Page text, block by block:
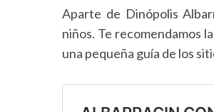
Aparte de Dinópolis
niños. Te recomendamos
una pequeña guía de los